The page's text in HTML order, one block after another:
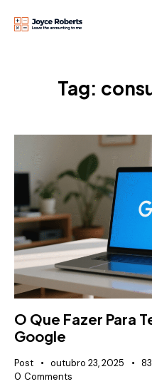
Tag:
O Que Fazer Para
Google
Post outubro 23, 2025 83
0 Comments